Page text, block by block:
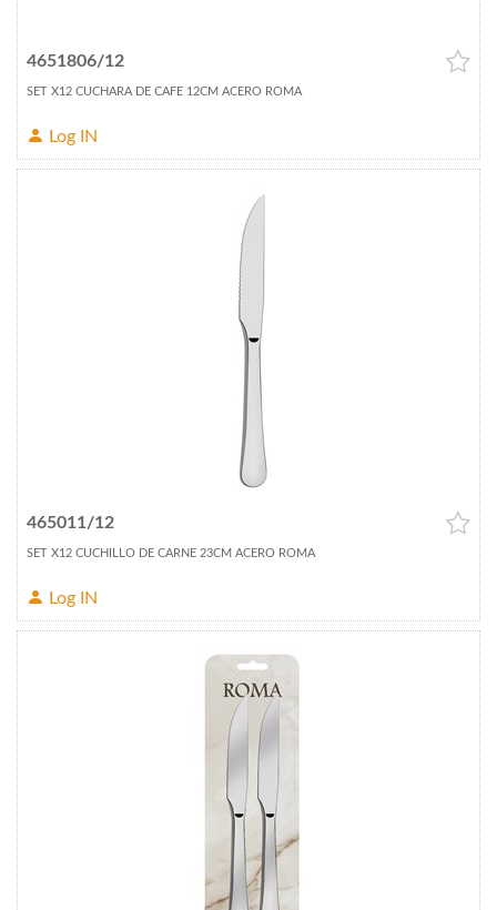
4651806/12
SET X12 CUCHARA DE CAFE 12CM ACERO ROMA
Log IN
465011/12
SET X12 CUCHILLO DE CARNE 23CM ACERO ROMA
Log IN